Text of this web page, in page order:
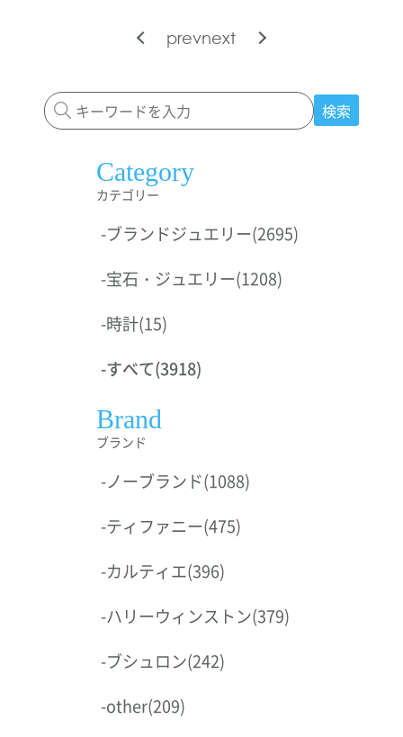
prevnext
検索
Category
カテゴリー
-ブランドジュエリー(2695)
-宝石・ジュエリー(1208)
-時計(15)
-すべて(3918)
Brand
ブランド
-ノーブランド(1088)
-ティファニー(475)
-カルティエ(396)
-ハリーウィンストン(379)
-ブシュロン(242)
-other(209)